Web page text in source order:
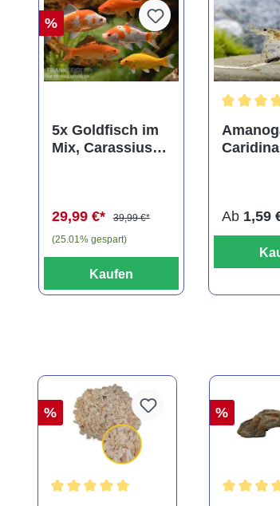
%
5x Goldfisch im
Mix, Carassius
29,99 €*
39,99 €*
(25.01% gespart)
Kaufen
Caridina
Ab 1,59
% %